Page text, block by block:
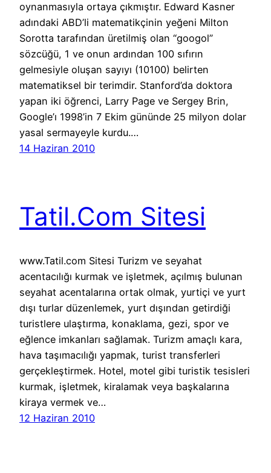
oynanmasıyla ortaya çıkmıştır. Edward Kasner
adındaki ABD’li matematikçinin yeğeni Milton
Sorotta tarafından üretilmiş olan “googol”
sözcüğü, 1 ve onun ardından 100 sıfırın
gelmesiyle oluşan sayıyı (10100) belirten
matematiksel bir terimdir. Stanford’da doktora
yapan iki öğrenci, Larry Page ve Sergey Brin,
Google’ı 1998’in 7 Ekim gününde 25 milyon dolar
yasal sermayeyle kurdu.…
14 Haziran 2010
Tatil.Com Sitesi
www.Tatil.com Sitesi Turizm ve seyahat
acentacılığı kurmak ve işletmek, açılmış bulunan
seyahat acentalarına ortak olmak, yurtiçi ve yurt
dışı turlar düzenlemek, yurt dışından getirdiği
turistlere ulaştırma, konaklama, gezi, spor ve
eğlence imkanları sağlamak. Turizm amaçlı kara,
hava taşımacılığı yapmak, turist transferleri
gerçekleştirmek. Hotel, motel gibi turistik tesisleri
kurmak, işletmek, kiralamak veya başkalarına
kiraya vermek ve…
12 Haziran 2010